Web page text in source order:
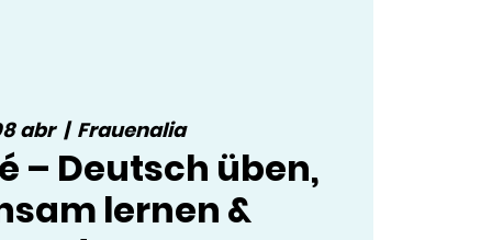
abr
  |
Frauenalia
– Deutsch üben,
lernen &